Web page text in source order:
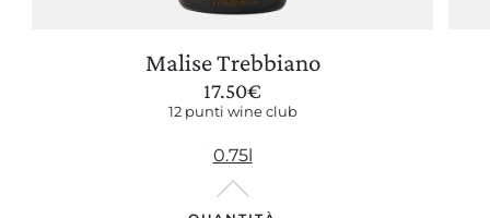
Malise Trebbiano
17.50€
12 punti wine club
0.75l